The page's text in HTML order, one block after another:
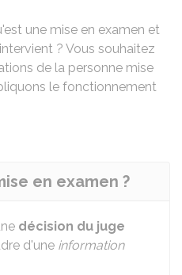
une mise en examen et
? Vous souhaitez
de la personne mise
le fonctionnement
en examen ?
décision du juge
d'une information